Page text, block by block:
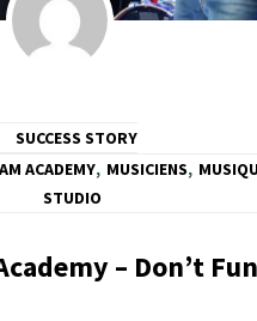
SUCCESS STORY
ACADEMY, MUSICIENS,
STUDIO
– Don’t